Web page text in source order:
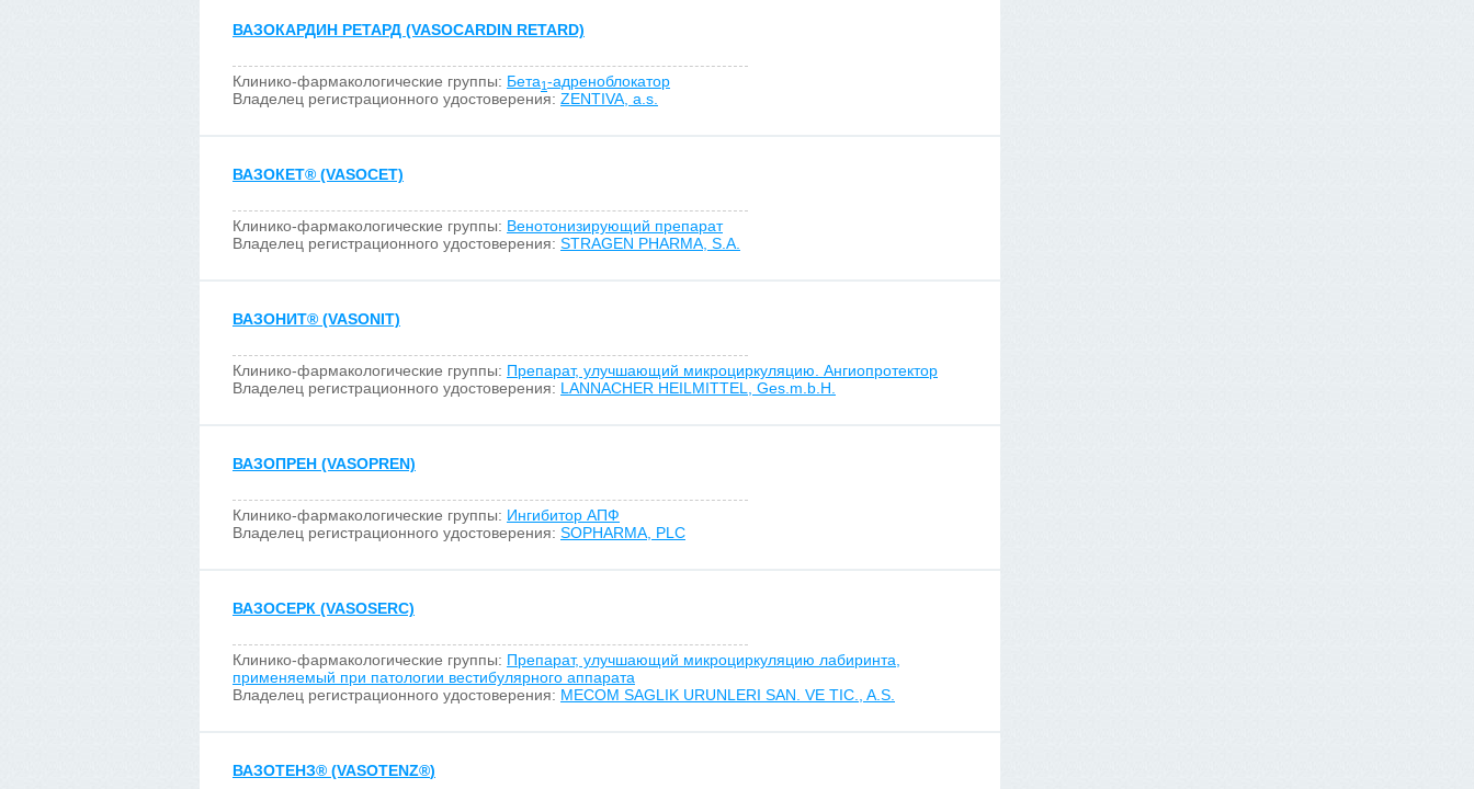
ВАЗОКАРДИН РЕТАРД (VASOCARDIN RETARD)
Клинико-фармакологические группы: Бета1-адреноблокатор
Владелец регистрационного удостоверения: ZENTIVA, a.s.
ВАЗОКЕТ® (VASOCЕT)
Клинико-фармакологические группы: Венотонизирующий препарат
Владелец регистрационного удостоверения: STRAGEN PHARMA, S.A.
ВАЗОНИТ® (VASONIT)
Клинико-фармакологические группы: Препарат, улучшающий микроциркуляцию. Ангиопротектор
Владелец регистрационного удостоверения: LANNACHER HEILMITTEL, Ges.m.b.H.
ВАЗОПРЕН (VASOPREN)
Клинико-фармакологические группы: Ингибитор АПФ
Владелец регистрационного удостоверения: SOPHARMA, PLC
ВАЗОСЕРК (VASOSERC)
Клинико-фармакологические группы: Препарат, улучшающий микроциркуляцию лабиринта,
применяемый при патологии вестибулярного аппарата
Владелец регистрационного удостоверения: MECOM SAGLIK URUNLERI SAN. VE TIC., A.S.
ВАЗОТЕНЗ® (VASOTENZ®)